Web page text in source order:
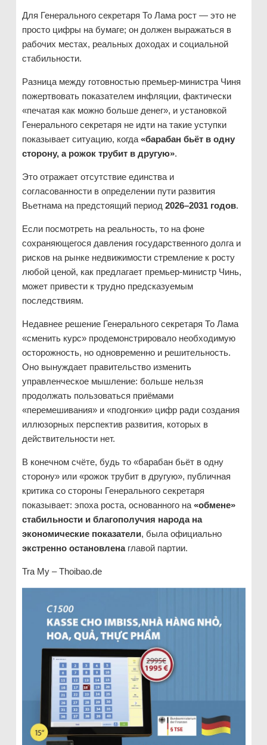
Для Генерального секретаря То Лама рост — это не
просто цифры на бумаге; он должен выражаться в
рабочих местах, реальных доходах и социальной
стабильности.
Разница между готовностью премьер-министра Чиня
пожертвовать показателем инфляции, фактически
«печатая как можно больше денег», и установкой
Генерального секретаря не идти на такие уступки
показывает ситуацию, когда «барабан бьёт в одну
сторону, а рожок трубит в другую».
Это отражает отсутствие единства и
согласованности в определении пути развития
Вьетнама на предстоящий период 2026–2031 годов.
Если посмотреть на реальность, то на фоне
сохраняющегося давления государственного долга и
рисков на рынке недвижимости стремление к росту
любой ценой, как предлагает премьер-министр Чинь,
может привести к трудно предсказуемым
последствиям.
Недавнее решение Генерального секретаря То Лама
«сменить курс» продемонстрировало необходимую
осторожность, но одновременно и решительность.
Оно вынуждает правительство изменить
управленческое мышление: больше нельзя
продолжать пользоваться приёмами
«перемешивания» и «подгонки» цифр ради создания
иллюзорных перспектив развития, которых в
действительности нет.
В конечном счёте, будь то «барабан бьёт в одну
сторону» или «рожок трубит в другую», публичная
критика со стороны Генерального секретаря
показывает: эпоха роста, основанного на «обмене»
стабильности и благополучия народа на
экономические показатели, была официально
экстренно остановленаглавой партии.
Tra My – Thoibao.de